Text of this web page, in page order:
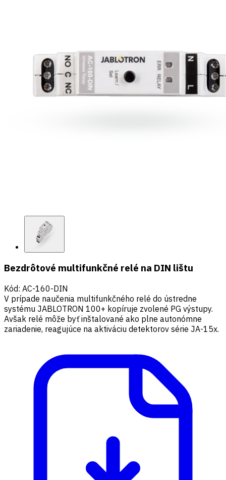
Bezdrôtové multifunkčné relé na DIN lištu
Kód: AC-160-DIN
V prípade naučenia multifunkčného relé do ústredne
systému JABLOTRON 100+ kopíruje zvolené PG výstupy.
Avšak relé môže byť inštalované ako plne autonómne
zariadenie, reagujúce na aktiváciu detektorov série JA-15x.